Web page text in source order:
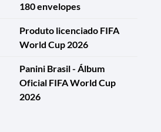
180 envelopes
Produto licenciado FIFA
World Cup 2026
Panini Brasil - Álbum
Oficial FIFA World Cup
2026